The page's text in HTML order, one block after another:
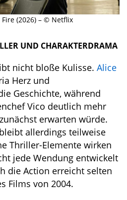
(2026) – © Netflix
UND CHARAKTERDRAMA
nicht bloße Kulisse. Alice
Herz und
Geschichte, während
Vico deutlich mehr
erwarten würde.
allerdings teilweise
Thriller-Elemente wirken
jede Wendung entwickelt
die Action erreicht selten
Films von 2004.